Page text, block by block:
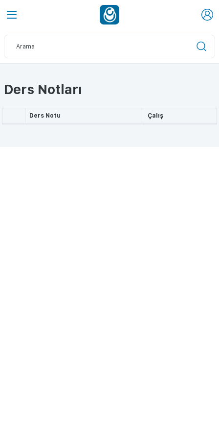
Ders Notları
Ders Notu Çalış